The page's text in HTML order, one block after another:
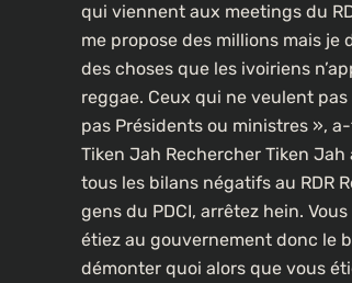
qui viennent aux meetings du
me propose des millions mais je
des choses que les ivoiriens
reggae. Ceux qui ne veulent
pas Présidents ou ministres »,
Tiken Jah Rechercher Tiken
tous les bilans négatifs au RDR
gens du PDCI, arrêtez hein.
étiez au gouvernement donc le
démonter quoi alors que vous
CULTURE
Un portrait
les rues de
1 an ago